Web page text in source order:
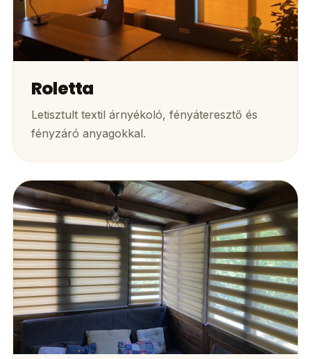
Roletta
Letisztult textil árnyékoló, fényáteresztő és
fényzáró anyagokkal.